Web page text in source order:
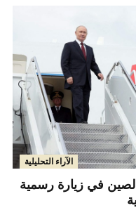
الآراء التحليلية
في زيارة رسمية